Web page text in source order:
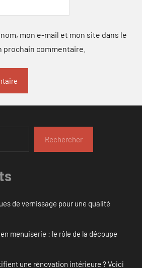
mon e-mail et mon site dans le
commentaire.
Rechercher
de vernissage pour une qualité
menuiserie : le rôle de la découpe
une rénovation intérieure ? Voici